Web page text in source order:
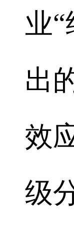
业
出
效
级